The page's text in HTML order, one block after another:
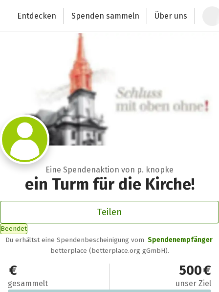
Deutschlands größte Spendenplattform
Entdecken Spenden sammeln Über uns
Eine Spendenaktion von p. knopke
ein Turm für die Kirche!
Teilen
Beendet
Du erhältst eine Spendenbescheinigung vom Spendenempfänger
betterplace (betterplace.org gGmbH).
0 €
gesammelt
500 €
unser Ziel